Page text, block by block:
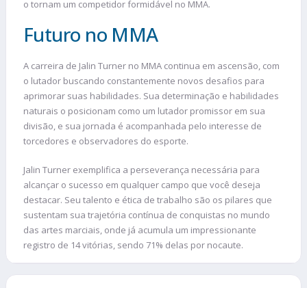
o tornam um competidor formidável no MMA.
Futuro no MMA
A carreira de Jalin Turner no MMA continua em ascensão, com
o lutador buscando constantemente novos desafios para
aprimorar suas habilidades. Sua determinação e habilidades
naturais o posicionam como um lutador promissor em sua
divisão, e sua jornada é acompanhada pelo interesse de
torcedores e observadores do esporte.
Jalin Turner exemplifica a perseverança necessária para
alcançar o sucesso em qualquer campo que você deseja
destacar. Seu talento e ética de trabalho são os pilares que
sustentam sua trajetória contínua de conquistas no mundo
das artes marciais, onde já acumula um impressionante
registro de 14 vitórias, sendo 71% delas por nocaute.